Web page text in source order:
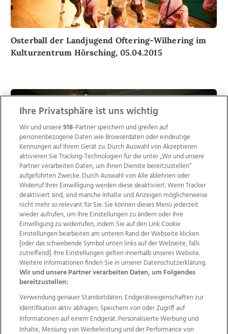
Osterball der Landjugend Oftering-Wilhering im
Kulturzentrum Hörsching, 05.04.2015
17
Bilder
Osterball der Landjugend Oftering-Wilhering im
Kulturzentrum Hlörsching, 05.04.2015
30
Bilder
Ihre Privatsphäre ist uns wichtig
Wir und unsere918-Partner speichern und greifen auf
personenbezogene Daten wie Browserdaten oder eindeutige
Kennungen auf Ihrem Gerät zu. Durch Auswahl von Akzeptieren
aktivieren Sie Tracking-Technologien für die unter „Wir und unsere
Partner verarbeiten Daten, um Ihnen Dienste bereitzustellen“
aufgeführten Zwecke. Durch Auswahl von Alle ablehnen oder
Widerruf Ihrer Einwilligung werden diese deaktiviert. Wenn Tracker
deaktiviert sind, sind manche Inhalte und Anzeigen möglicherweise
nicht mehr so relevant für Sie. Sie können dieses Menü jederzeit
wieder aufrufen, um Ihre Einstellungen zu ändern oder Ihre
Einwilligung zu widerrufen, indem Sie auf den Link Cookie
Einstellungen bearbeiten am unteren Rand der Webseite klicken
[oder das schwebende Symbol unten links auf der Webseite, falls
zutreffend]. Ihre Einstellungen gelten innerhalb unseres Website.
Weitere Informationen finden Sie in unserer Datenschutzerklärung.
Wir und unsere Partner verarbeiten Daten, um Folgendes
bereitzustellen:
Verwendung genauer Standortdaten. Endgeräteeigenschaften zur
Identifikation aktiv abfragen. Speichern von oder Zugriff auf
Informationen auf einem Endgerät. Personalisierte Werbung und
Inhalte, Messung von Werbeleistung und der Performance von